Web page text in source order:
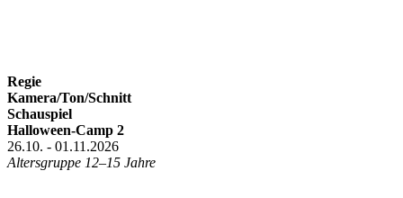
Regie
Kamera/Ton/Schnitt
Schauspiel
Halloween-Camp 2
26.10. - 01.11.2026
Altersgruppe 12–15 Jahre